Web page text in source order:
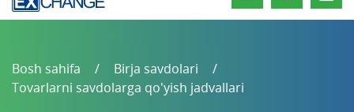
Bosh sahifa
Birja savdolari
Tovarlarni savdolarga qo'yish jadvallari